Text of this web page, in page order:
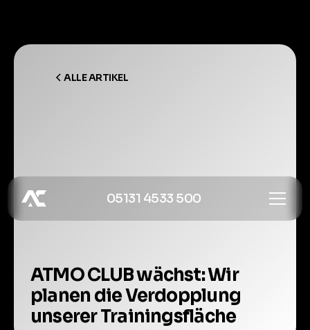
05131 4533 500
ALLE ARTIKEL
ATMO CLUB wächst: Wir
planen die Verdopplung
unserer Trainingsfläche